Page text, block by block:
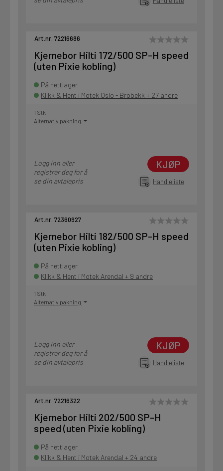
Art.nr. 72216686
Kjernebor Hilti 172/500 SP-H speed
(uten Pixie kobling)
På nettlager
Klikk & Hent i Motek Oslo - Brobekk + 27 andre
1 Stk
Alternativ pakning
Logg inn eller
registrer deg for å
se din avtalepris
KJØP
Handleliste
Art.nr. 72360927
Kjernebor Hilti 182/500 SP-H speed
(uten Pixie kobling)
På nettlager
Klikk & Hent i Motek Arendal + 9 andre
1 Stk
Alternativ pakning
Logg inn eller
registrer deg for å
se din avtalepris
KJØP
Handleliste
Art.nr. 72216322
Kjernebor Hilti 202/500 SP-H
speed (uten Pixie kobling)
På nettlager
Klikk & Hent i Motek Arendal + 24 andre